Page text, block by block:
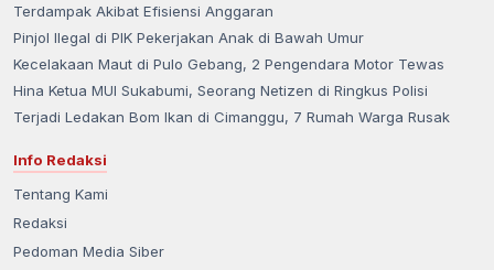
Terdampak Akibat Efisiensi Anggaran
Pinjol Ilegal di PIK Pekerjakan Anak di Bawah Umur
Kecelakaan Maut di Pulo Gebang, 2 Pengendara Motor Tewas
Hina Ketua MUI Sukabumi, Seorang Netizen di Ringkus Polisi
Terjadi Ledakan Bom Ikan di Cimanggu, 7 Rumah Warga Rusak
Info Redaksi
Tentang Kami
Redaksi
Pedoman Media Siber